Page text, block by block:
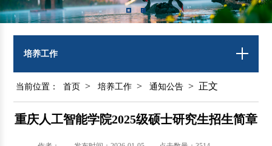
培养工作
当前位置： 首页 > 培养工作 > 通知公告 > 正文
重庆人工智能学院2025级硕士研究生招生简章